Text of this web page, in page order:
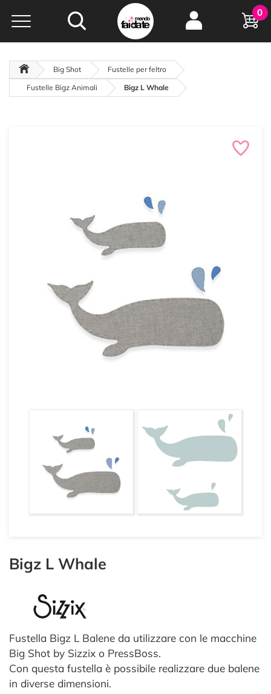
Hobby e
creatività...
oltre 15 anni online
0
Big Shot
Fustelle per feltro
Fustelle Bigz Animali
Bigz L Whale
Bigz L Whale
Fustella Bigz L Balene da utilizzare con le macchine
Big Shot by Sizzix o PressBoss.
Con questa fustella è possibile realizzare due balene
in diverse dimensioni.